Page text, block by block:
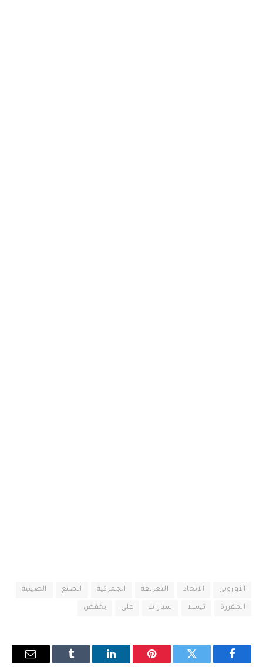
الأوروبي الاتحاد التعريفة الجمركية الصنع الصينية
المقررة تيسلا سيارات على يخفض
فيسبوك تويتر بينتيريستلينكدإن Tumblr البريد